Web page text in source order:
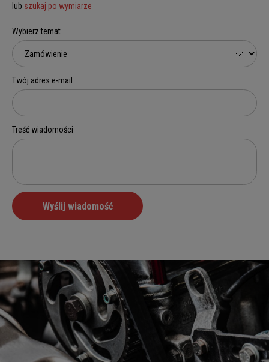
lub szukaj po wymiarze